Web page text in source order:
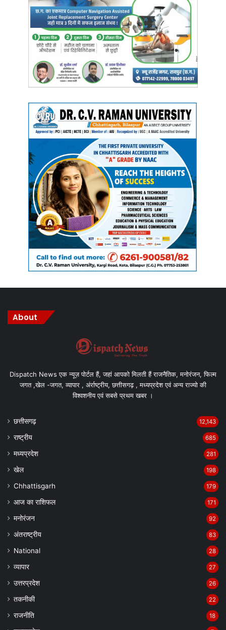
About
Dispatch News एक न्यूज़ पोर्टल हैं, जहां आपको मिलती हैं राजनैतिक, मनोरंजन, फिल्म
जगत ,खेल -जगत, व्यापार , अंर्राष्ट्रीय, छत्तीसगढ़ , मध्यप्रदेश एवं अन्य राज्यो की
विश्वशनीय एवं सबसे प्रथम खबर ।
छत्तीसगढ़ 12,143
राष्ट्रीय 685
मध्यप्रदेश 281
खेल 198
Chhattisgarh 179
आज का राशिफल 171
मनोरंजन 92
अंतराष्ट्रीय 83
National 28
व्यापार 27
उत्तरप्रदेश 26
तकनीकी 22
राजनीति 18